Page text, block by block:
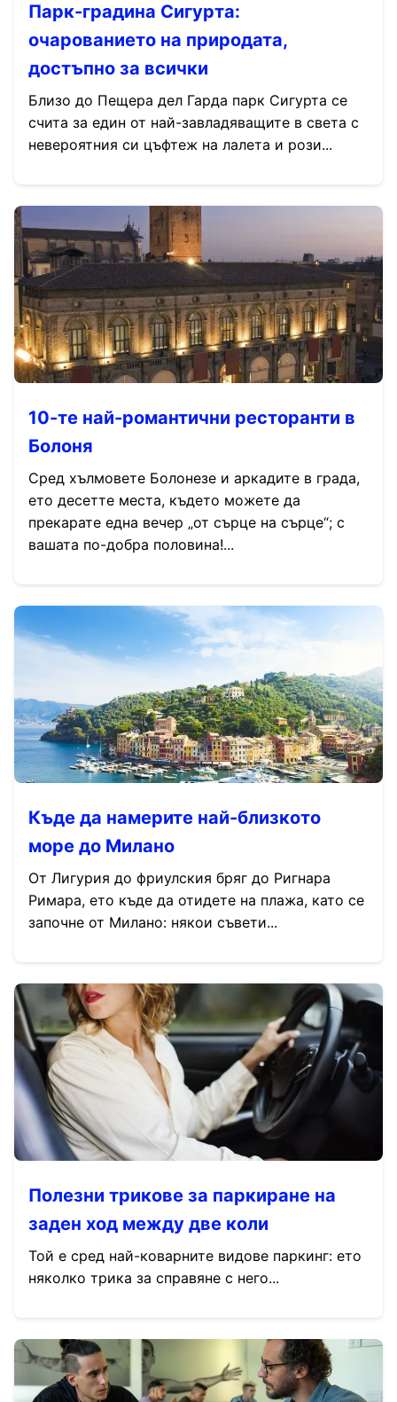
Парк-градина Сигурта:
очарованието на природата,
достъпно за всички
Близо до Пещера дел Гарда парк Сигурта се
счита за един от най-завладяващите в света с
невероятния си цъфтеж на лалета и рози...
10-те най-романтични ресторанти в
Болоня
Сред хълмовете Болонезе и аркадите в града,
ето десетте места, където можете да
прекарате една вечер „от сърце на сърце“; с
вашата по-добра половина!...
Къде да намерите най-близкото
море до Милано
От Лигурия до фриулския бряг до Ригнара
Римара, ето къде да отидете на плажа, като се
започне от Милано: някои съвети...
Полезни трикове за паркиране на
заден ход между две коли
Той е сред най-коварните видове паркинг: ето
няколко трика за справяне с него...